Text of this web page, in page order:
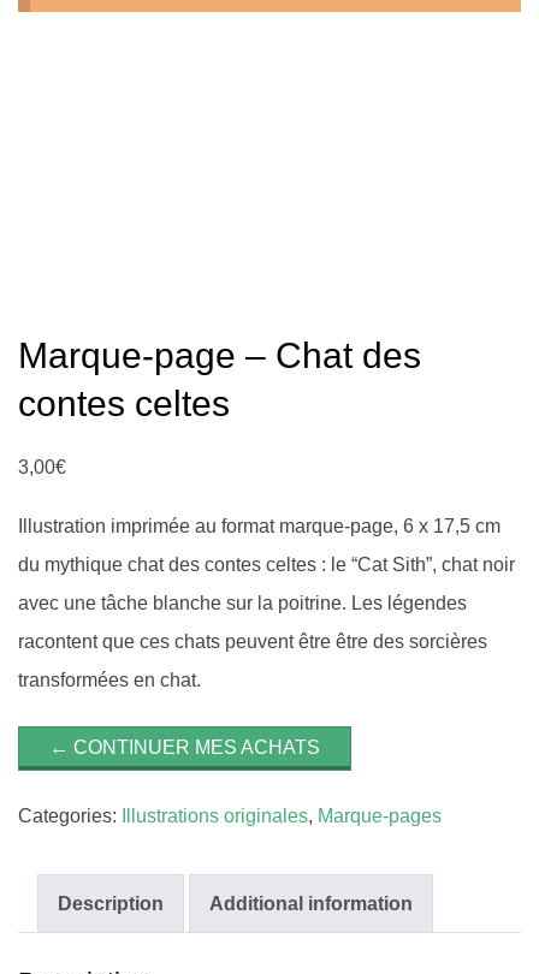
Marque-page – Chat des
contes celtes
3,00€
Illustration imprimée au format marque-page, 6 x 17,5 cm
du mythique chat des contes celtes : le “Cat Sith”, chat noir
avec une tâche blanche sur la poitrine. Les légendes
racontent que ces chats peuvent être être des sorcières
transformées en chat.
← CONTINUER MES ACHATS
Categories: Illustrations originales, Marque-pages
Description Additional information